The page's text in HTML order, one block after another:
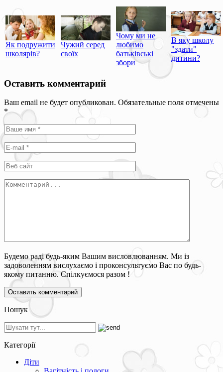
Як подружити
школярів?
Чужий серед
своїх
Чому ми не
любимо
батьківські
збори
В яку школу
"здати"
дитини?
Оставить комментарий
Ваш email не будет опубликован. Обязательные поля отмечены
*
Будемо раді будь-яким Вашим висловлюванням. Ми із
задоволенням вислухаємо і проконсультуємо Вас по будь-
якому питанню. Спілкуємося разом !
Пошук
Категорії
Діти